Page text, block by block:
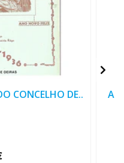
CONCELHO DE..